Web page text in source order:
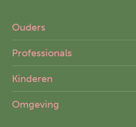
Ouders
Professionals
Kinderen
Omgeving